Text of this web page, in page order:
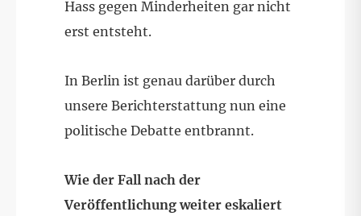
Hass gegen Minderheiten gar nicht
erst entsteht.
In Berlin ist genau darüber durch
unsere Berichterstattung nun eine
politische Debatte entbrannt.
Wie der Fall nach der
Veröffentlichung weiter eskaliert